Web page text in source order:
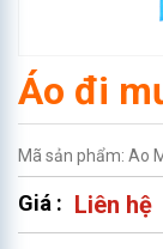
Áo đi
Mã sản phẩm: Ao
Giá : Liên hệ